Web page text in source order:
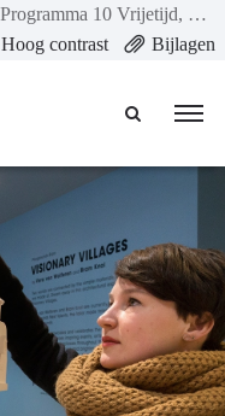
Programma 10 Vrijetijd, Cultuur, Sport en Erfgoed
Hoog contrast Bijlagen